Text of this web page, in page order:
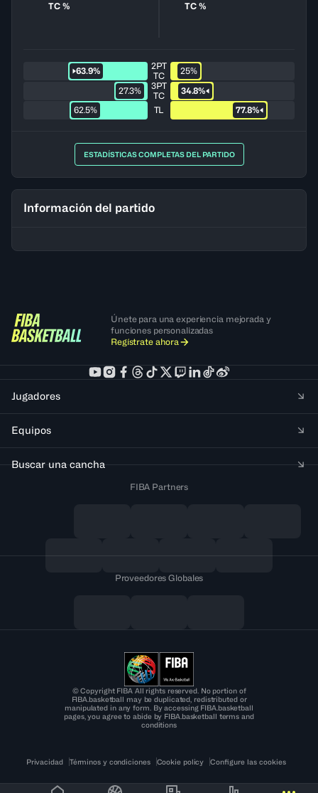
TC % TC %
63.9%
2PT
TC
25%
27.3%
3PT
TC
34.8%
62.5%
TL 77.8%
ESTADÍSTICAS COMPLETAS DEL PARTIDO
Información del partido
Únete para una experiencia mejorada y
funciones personalizadas
Regístrate ahora
Jugadores
Equipos
Buscar una cancha
FIBA Partners
Proveedores Globales
© Copyright FIBA All rights reserved. No portion of
FIBA.basketball may be duplicated, redistributed or
manipulated in any form. By accessing FIBA.basketball
pages, you agree to abide by FIBA.basketball terms and
conditions
Privacidad Términos y condiciones Cookie policy Configure las cookies